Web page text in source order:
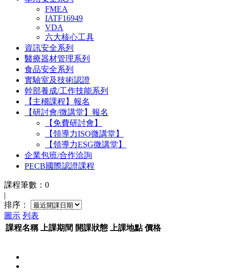
FMEA
IATF16949
VDA
六大核心工具
資訊安全系列
醫療器材管理系列
食品安全系列
實驗室及技術認證
幹部養成/工作技能系列
【主稽課程】報名
【研討會/微講堂】報名
【免費研討會】
【領導力ISO微講堂】
【領導力ESG微講堂】
企業包班/合作洽詢
PECB國際認證課程
課程筆數：0
|
排序：
圖示 列表
課程名稱
上課期間 開課狀態 上課地點 價格